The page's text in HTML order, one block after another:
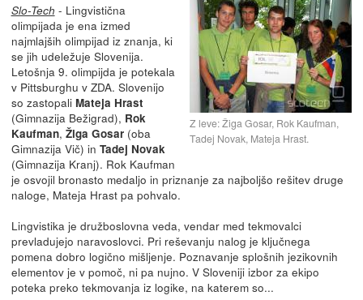
Z leve: Žiga Gosar, Rok Kaufman,
Tadej Novak, Mateja Hrast.
Slo-Tech - Lingvistična
olimpijada je ena izmed
najmlajših olimpijad iz znanja, ki
se jih udeležuje Slovenija.
Letošnja 9. olimpijda je potekala
v Pittsburghu v ZDA. Slovenijo
so zastopali Mateja Hrast
(Gimnazija Bežigrad), Rok
Kaufman, Žiga Gosar(oba
Gimnazija Vič) in Tadej Novak
(Gimnazija Kranj). Rok Kaufman
je osvojil bronasto medaljo in priznanje za najboljšo rešitev druge
naloge, Mateja Hrast pa pohvalo.
Lingvistika je družboslovna veda, vendar med tekmovalci
prevladujejo naravoslovci. Pri reševanju nalog je ključnega
pomena dobro logično mišljenje. Poznavanje splošnih jezikovnih
elementov je v pomoč, ni pa nujno. V Sloveniji izbor za ekipo
poteka preko tekmovanja iz logike, na katerem so...